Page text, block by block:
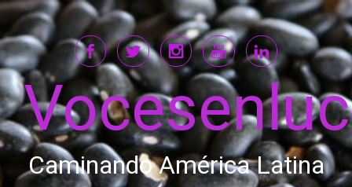
Saltar al contenido principal
Caminando América Latina